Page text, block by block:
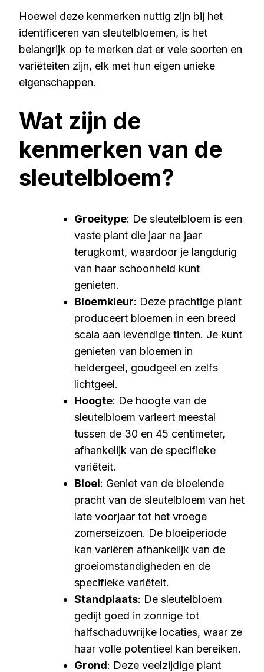
Hoewel deze kenmerken nuttig zijn bij het
identificeren van sleutelbloemen, is het
belangrijk op te merken dat er vele soorten en
variëteiten zijn, elk met hun eigen unieke
eigenschappen.
Wat zijn de
kenmerken van de
sleutelbloem?
Groeitype: De sleutelbloem is een
vaste plant die jaar na jaar
terugkomt, waardoor je langdurig
van haar schoonheid kunt
genieten.
Bloemkleur: Deze prachtige plant
produceert bloemen in een breed
scala aan levendige tinten. Je kunt
genieten van bloemen in
heldergeel, goudgeel en zelfs
lichtgeel.
Hoogte: De hoogte van de
sleutelbloem varieert meestal
tussen de 30 en 45 centimeter,
afhankelijk van de specifieke
variëteit.
Bloei: Geniet van de bloeiende
pracht van de sleutelbloem van het
late voorjaar tot het vroege
zomerseizoen. De bloeiperiode
kan variëren afhankelijk van de
groeiomstandigheden en de
specifieke variëteit.
Standplaats: De sleutelbloem
gedijt goed in zonnige tot
halfschaduwrijke locaties, waar ze
haar volle potentieel kan bereiken.
Grond: Deze veelzijdige plant